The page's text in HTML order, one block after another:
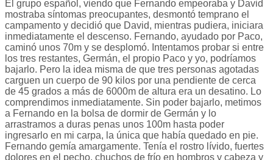
El grupo español, viendo que Fernando empeoraba y David
mostraba síntomas preocupantes, desmontó temprano el
campamento y decidió que David, mientras pudiera, iniciara
inmediatamente el descenso. Fernando, ayudado por Paco,
caminó unos 70m y se desplomó. Intentamos probar si entre
los tres restantes, Germán, el propio Paco y yo, podríamos
bajarlo. Pero la idea misma de que tres personas agotadas
carguen un cuerpo de 90 kilos por una pendiente de cerca
de 45 grados a más de 6000m de altura era un desatino. Lo
comprendimos inmediatamente. Sin poder bajarlo, metimos
a Fernando en la bolsa de dormir de Germán y lo
arrastramos a duras penas unos 100m hasta poder
ingresarlo en mi carpa, la única que había quedado en pie.
Fernando gemía amargamente. Tenía el rostro lívido, fuertes
dolores en el pecho, chuchos de frío en hombros y cabeza y